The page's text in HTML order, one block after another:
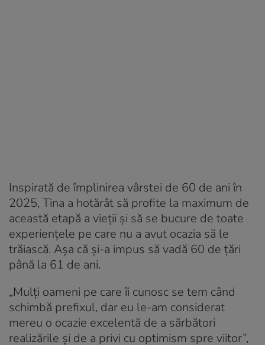
Inspirată de împlinirea vârstei de 60 de ani în
2025, Tina a hotărât să profite la maximum de
această etapă a vieții și să se bucure de toate
experiențele pe care nu a avut ocazia să le
trăiască. Așa că și-a impus să vadă 60 de țări
până la 61 de ani.
„Mulți oameni pe care îi cunosc se tem când
schimbă prefixul, dar eu le-am considerat
mereu o ocazie excelentă de a sărbători
realizările și de a privi cu optimism spre viitor”,